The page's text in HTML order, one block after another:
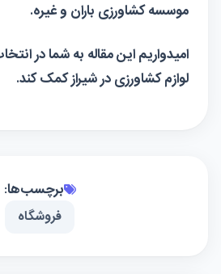
موسسه کشاورزی باران و غیره.
امیدواریم این مقاله به شما در
لوازم کشاورزی در شیراز کمک کند.
برچسب‌ها:
فروشگاه